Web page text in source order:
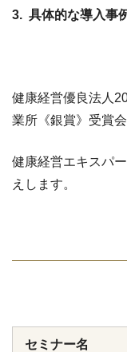
3. 具体的な導入事
健康経営優良法人
業所《銀賞》受賞
健康経営エキスパ
えします。
セミナー名